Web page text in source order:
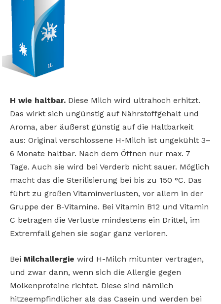
H wie haltbar. Diese Milch wird ultrahoch erhitzt.
Das wirkt sich ungünstig auf Nährstoffgehalt und
Aroma, aber äußerst günstig auf die Haltbarkeit
aus: Original verschlossene H-Milch ist ungekühlt 3–
6 Monate haltbar. Nach dem Öffnen nur max. 7
Tage. Auch sie wird bei Verderb nicht sauer. Möglich
macht das die Sterilisierung bei bis zu 150 °C. Das
führt zu großen Vitaminverlusten, vor allem in der
Gruppe der B-Vitamine. Bei Vitamin B12 und Vitamin
C betragen die Verluste mindestens ein Drittel, im
Extremfall gehen sie sogar ganz verloren.
Bei Milchallergie wird H-Milch mitunter vertragen,
und zwar dann, wenn sich die Allergie gegen
Molkenproteine richtet. Diese sind nämlich
hitzeempfindlicher als das Casein und werden bei